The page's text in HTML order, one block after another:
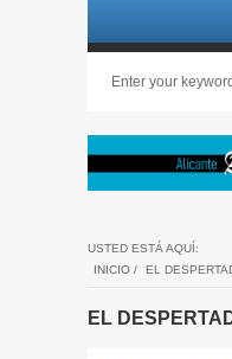
USTED ESTÁ AQUÍ:
INICIO / EL
EL